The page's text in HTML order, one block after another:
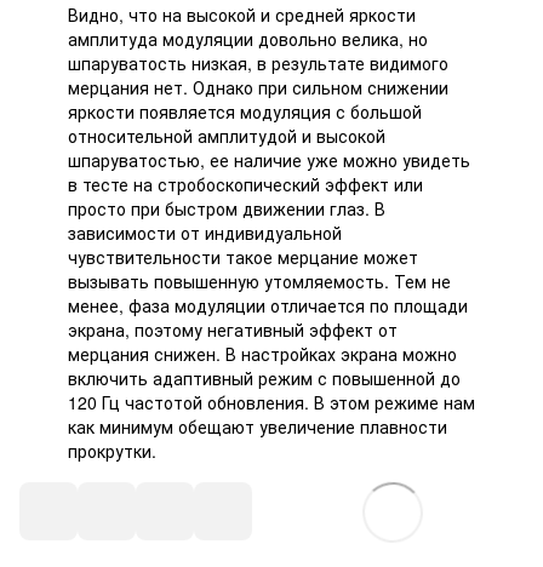
Видно, что на высокой и средней яркости
амплитуда модуляции довольно велика, но
шпаруватость низкая, в результате видимого
мерцания нет. Однако при сильном снижении
яркости появляется модуляция с большой
относительной амплитудой и высокой
шпаруватостью, ее наличие уже можно увидеть
в тесте на стробоскопический эффект или
просто при быстром движении глаз. В
зависимости от индивидуальной
чувствительности такое мерцание может
вызывать повышенную утомляемость. Тем не
менее, фаза модуляции отличается по площади
экрана, поэтому негативный эффект от
мерцания снижен. В настройках экрана можно
включить адаптивный режим с повышенной до
120 Гц частотой обновления. В этом режиме нам
как минимум обещают увеличение плавности
прокрутки.